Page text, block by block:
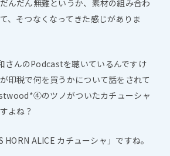
んだん無難というか、素材の組み合わ
、そつなくなってきた感じがありま
さんのPodcastを聴いているんですけ
印税で何を買うかについて話をされて
のツノがついたカチューシャ
よね？
HORN ALICE カチューシャ」ですね。